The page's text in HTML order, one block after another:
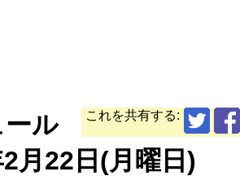
これを共有する:
ル
月22日(月曜日)